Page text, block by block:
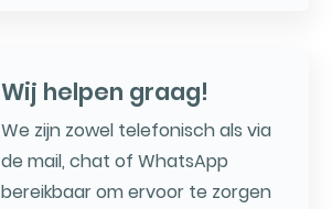
Wij helpen graag!
We zijn zowel telefonisch als via
de mail, chat of WhatsApp
bereikbaar om ervoor te zorgen